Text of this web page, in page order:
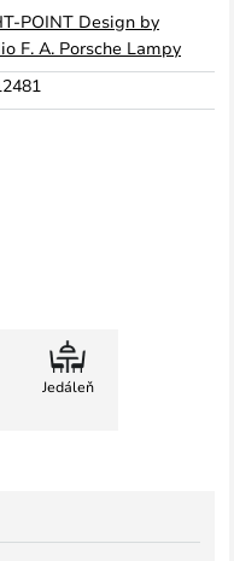
POINT Design by
F. A. Porsche Lampy
Jedáleň